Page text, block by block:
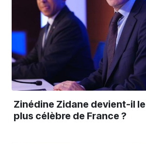
Zinédine Zidane devient-il
plus célèbre de France ?